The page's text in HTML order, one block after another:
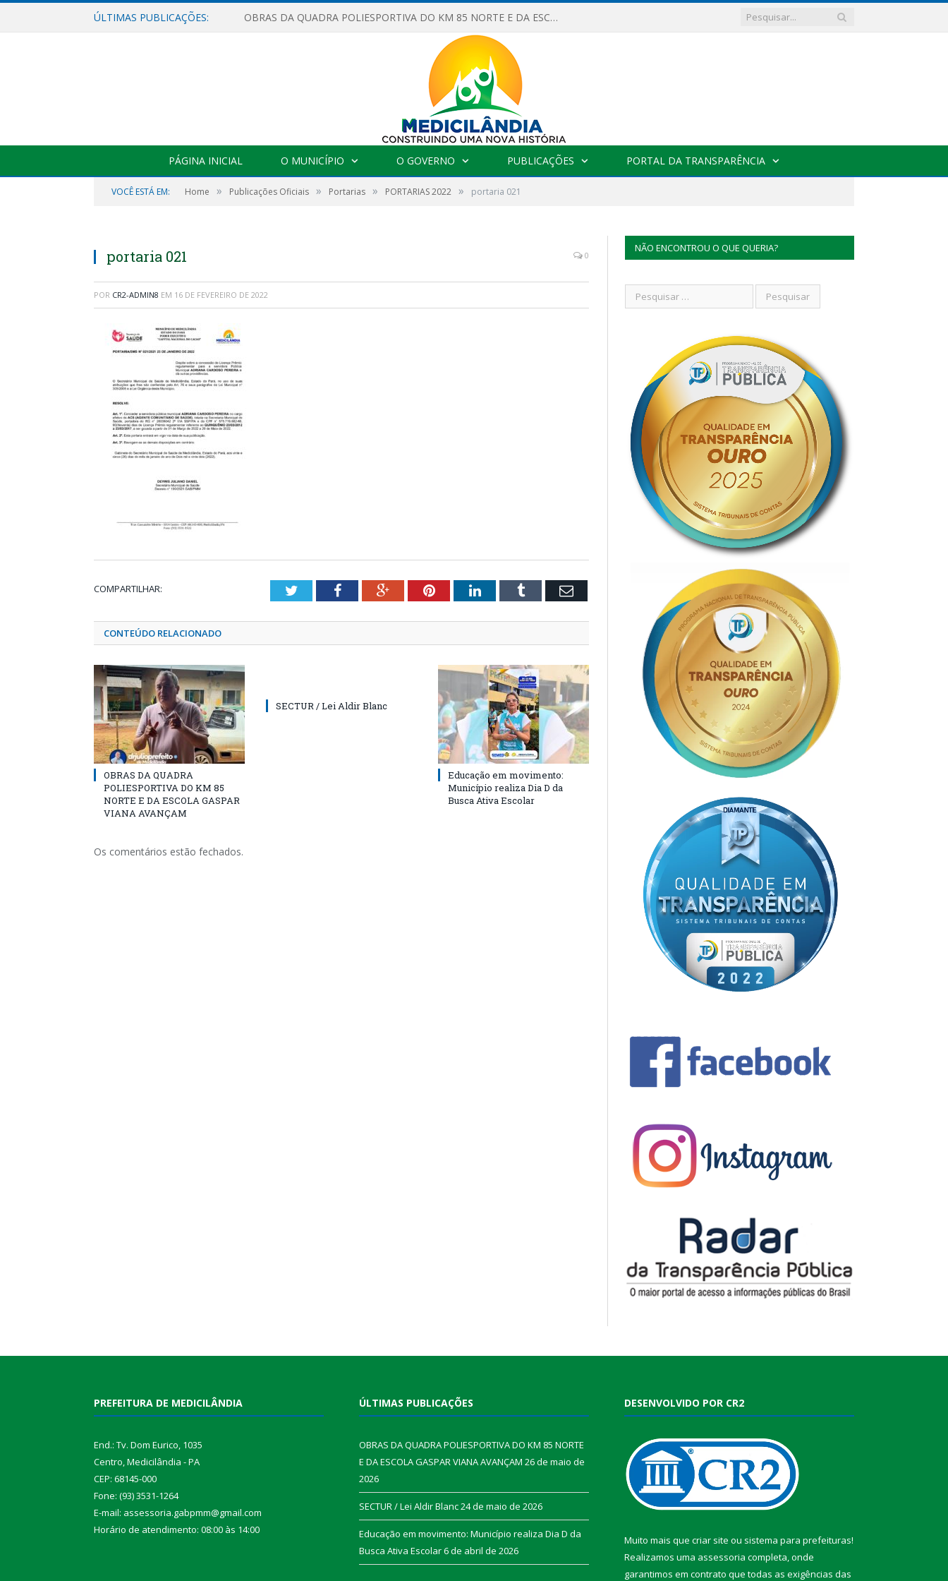
ÚLTIMAS PUBLICAÇÕES: OBRAS DA QUADRA POLIESPORTIVA DO KM 85 NORTE E DA ESCOLA GASPAR VIANA AVANÇAM
PÁGINA INICIAL O MUNICÍPIO O GOVERNO PUBLICAÇÕES PORTAL DA TRANSPARÊNCIA
VOCÊ ESTÁ EM: Home » Publicações Oficiais » Portarias » PORTARIAS 2022 » portaria 021
portaria 021 0
POR CR2-ADMIN8 EM 16 DE FEVEREIRO DE 2022
COMPARTILHAR: TwitterFacebookGoogle+PinterestLinkedInTumblr Email
CONTEÚDO RELACIONADO
OBRAS DA QUADRA
POLIESPORTIVA DO KM 85
NORTE E DA ESCOLA GASPAR
VIANA AVANÇAM
SECTUR / Lei Aldir Blanc
Educação em movimento:
Município realiza Dia D da
Busca Ativa Escolar
Os comentários estão fechados.
NÃO ENCONTROU O QUE QUERIA?
PREFEITURA DE MEDICILÂNDIA
End.: Tv. Dom Eurico, 1035
Centro, Medicilândia - PA
CEP: 68145-000
Fone: (93) 3531-1264
E-mail: assessoria.gabpmm@gmail.com
Horário de atendimento: 08:00 às 14:00
ÚLTIMAS PUBLICAÇÕES
OBRAS DA QUADRA POLIESPORTIVA DO KM 85 NORTE
E DA ESCOLA GASPAR VIANA AVANÇAM 26 de maio de
2026
SECTUR / Lei Aldir Blanc24 de maio de 2026
Educação em movimento: Município realiza Dia D da
Busca Ativa Escolar6 de abril de 2026
DESENVOLVIDO POR CR2
Muito mais que criar site ou sistema para prefeituras!
Realizamos uma assessoria completa, onde
garantimos em contrato que todas as exigências das